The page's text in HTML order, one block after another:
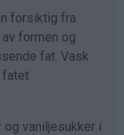
forsiktig fra
formen og
fat. Vask
fatet
og vaniljesukker i